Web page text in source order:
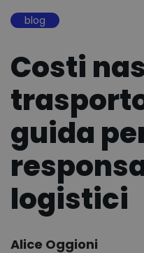
blog
Costi
guida
logistici
Author:
Alice Oggioni